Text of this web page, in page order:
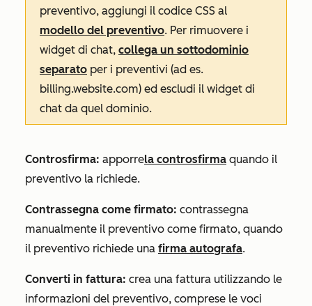
preventivo, aggiungi il codice CSS al
modello del preventivo. Per rimuovere i
widget di chat, collega un sottodominio
separato per i preventivi (ad es.
billing.website.com) ed escludi il widget di
chat da quel dominio.
Controsfirma: apporrela controsfirma quando il
preventivo la richiede.
Contrassegna come firmato: contrassegna
manualmente il preventivo come firmato, quando
il preventivo richiede una firma autografa.
Converti in fattura: crea una fattura utilizzando le
informazioni del preventivo, comprese le voci